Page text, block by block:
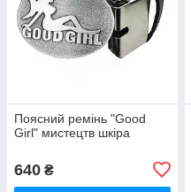
Поясний ремінь "Good
Girl" мистецтв шкіра
640 ₴